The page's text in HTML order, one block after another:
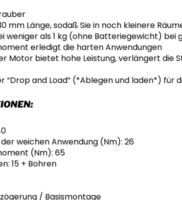
mm Länge, sodaß Sie in noch kleinere
weniger als 1 kg (ohne Batteriegewicht) bei
erledigt die harten Anwendungen
Motor bietet hohe Leistung, verlängert die
and Load” (*Ablegen und laden*) für
weichen Anwendung (Nm): 26
(Nm): 65
15 + Bohren
/ Basismontage